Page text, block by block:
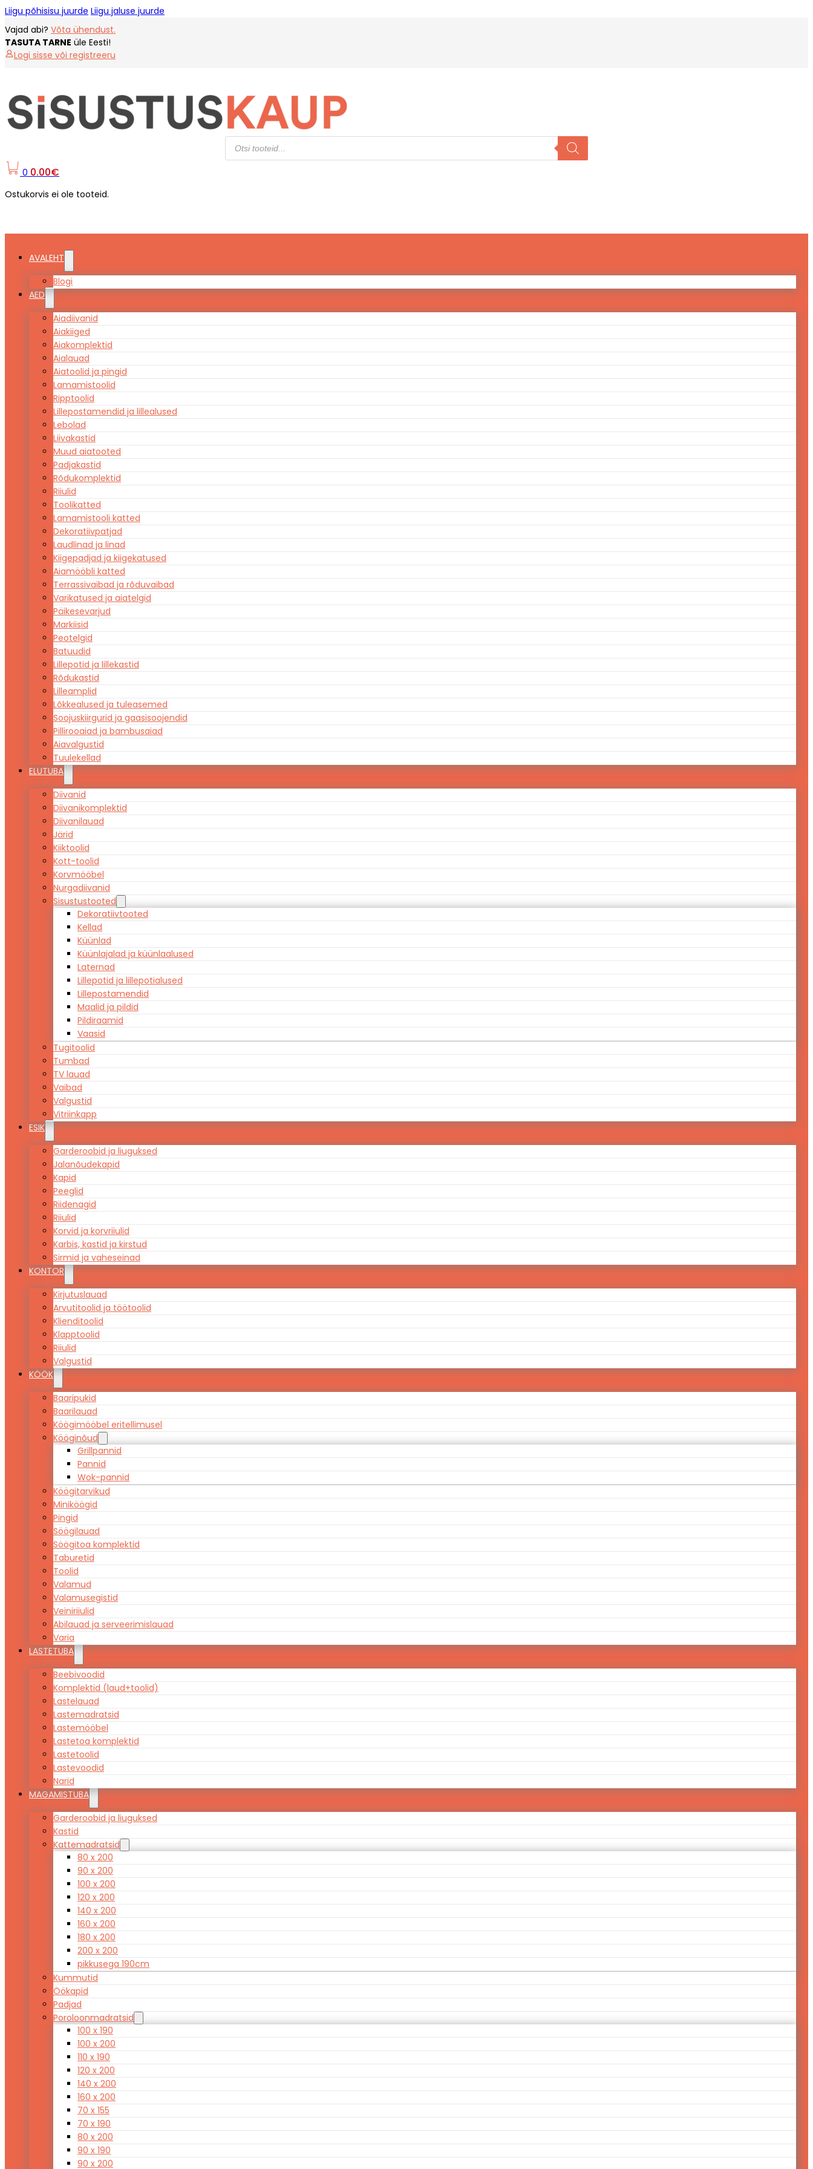
Liigu põhisisu juurde Liigu jaluse juurde
Vajad abi? Võta ühendust.
TASUTA TARNE üle Eesti!
Logi sisse või registreeru
Products
search
0 0.00€
Ostukorvis ei ole tooteid.
AVALEHT
Blogi
AED
Aiadiivanid
Aiakiiged
Aiakomplektid
Aialauad
Aiatoolid ja pingid
Lamamistoolid
Ripptoolid
Lillepostamendid ja lillealused
Lebolad
Liivakastid
Muud aiatooted
Padjakastid
Rõdukomplektid
Riiulid
Toolikatted
Lamamistooli katted
Dekoratiivpatjad
Laudlinad ja linad
Kiigepadjad ja kiigekatused
Aiamööbli katted
Terrassivaibad ja rõduvaibad
Varikatused ja aiatelgid
Päikesevarjud
Markiisid
Peotelgid
Batuudid
Lillepotid ja lillekastid
Rõdukastid
Lilleamplid
Lõkkealused ja tuleasemed
Soojuskiirgurid ja gaasisoojendid
Pillirooaiad ja bambusaiad
Aiavalgustid
Tuulekellad
ELUTUBA
Diivanid
Diivanikomplektid
Diivanilauad
Järid
Kiiktoolid
Kott-toolid
Korvmööbel
Nurgadiivanid
Sisustustooted
Dekoratiivtooted
Kellad
Küünlad
Küünlajalad ja küünlaalused
Laternad
Lillepotid ja lillepotialused
Lillepostamendid
Maalid ja pildid
Pildiraamid
Vaasid
Tugitoolid
Tumbad
TV lauad
Vaibad
Valgustid
Vitriinkapp
ESIK
Garderoobid ja liuguksed
Jalanõudekapid
Kapid
Peeglid
Riidenagid
Riiulid
Korvid ja korvriiulid
Karbis, kastid ja kirstud
Sirmid ja vaheseinad
KONTOR
Kirjutuslauad
Arvutitoolid ja töötoolid
Klienditoolid
Klapptoolid
Riiulid
Valgustid
KÖÖK
Baaripukid
Baarilauad
Köögimööbel eritellimusel
Kööginõud
Grillpannid
Pannid
Wok-pannid
Köögitarvikud
Miniköögid
Pingid
Söögilauad
Söögitoa komplektid
Taburetid
Toolid
Valamud
Valamusegistid
Veiniriiulid
Abilauad ja serveerimislauad
Varia
LASTETUBA
Beebivoodid
Komplektid (laud+toolid)
Lastelauad
Lastemadratsid
Lastemööbel
Lastetoa komplektid
Lastetoolid
Lastevoodid
Narid
MAGAMISTUBA
Garderoobid ja liuguksed
Kastid
Kattemadratsid
80 x 200
90 x 200
100 x 200
120 x 200
140 x 200
160 x 200
180 x 200
200 x 200
pikkusega 190cm
Kummutid
Öökapid
Padjad
Poroloonmadratsid
100 x 190
100 x 200
110 x 190
120 x 200
140 x 200
160 x 200
70 x 155
70 x 190
80 x 200
90 x 190
90 x 200